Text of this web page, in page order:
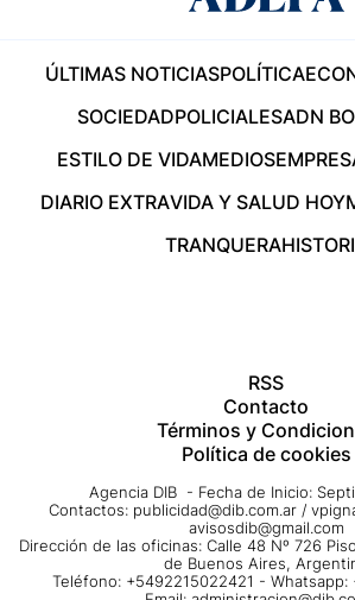
ÚLTIMAS NOTICIASPOLÍTICA
SOCIEDADPOLICIALESADN
ESTILO DE VIDAMEDIOS
DIARIO EXTRAVIDA Y SALUD HOY
TRANQUERA
RSS
Contacto
Términos y
Política de cookies
Agencia DIB - Fecha de Inicio:
Contactos: publicidad@dib.com.ar /
avisosdib@gmail.com
Dirección de las oficinas: Calle 48 Nº 726
de Buenos Aires,
Teléfono: +5492215022421 - Whatsapp: